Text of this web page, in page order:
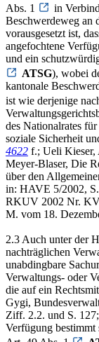
Abs. 1
in
Beschwerdeweg an
vorausgesetzt ist,
angefochtene
und ein
ATSG), wobei
kantonale
ist wie derjenige
des Nationalrates für
soziale Sicherheit
4622 f.; Ueli Kieser,
Meyer-Blaser, Die
über den
in: HAVE 5/2002,
RKUV 2002 Nr.
M. vom 18.
2.3 Auch unter der
nachträglichen
unabdingbare
Verwaltungs- oder
die auf ein
Gygi,
Ziff. 2.2. und S.
Verfügung bestimmt